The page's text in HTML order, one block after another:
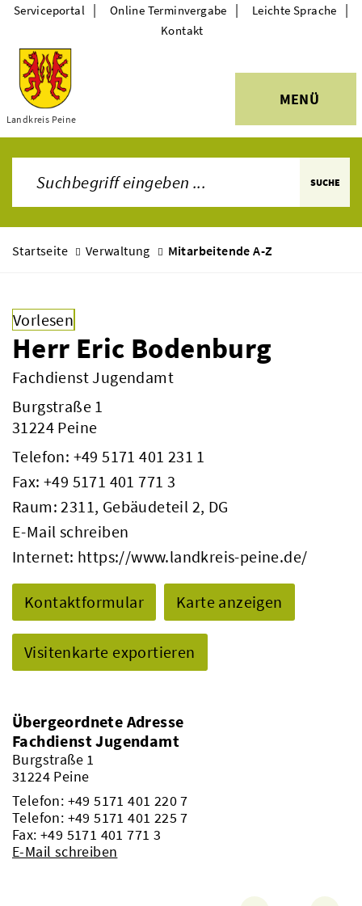
Themen
Landkreis Peine
MENÜ
Serviceportal | Online Terminvergabe | Leichte Sprache |
Kontakt
SUCHE
Startseite Verwaltung Mitarbeitende A-Z
Vorlesen
Herr Eric Bodenburg
Fachdienst Jugendamt
Burgstraße 1
31224 Peine
Telefon: +49 5171 401 231 1
Fax: +49 5171 401 771 3
Raum: 2311, Gebäudeteil 2, DG
E-Mail schreiben
Internet: https://www.landkreis-peine.de/
Kontaktformular Karte anzeigen
Visitenkarte exportieren
Übergeordnete Adresse
Fachdienst Jugendamt
Burgstraße 1
31224 Peine
Telefon: +49 5171 401 220 7
Telefon: +49 5171 401 225 7
Fax: +49 5171 401 771 3
E-Mail schreiben